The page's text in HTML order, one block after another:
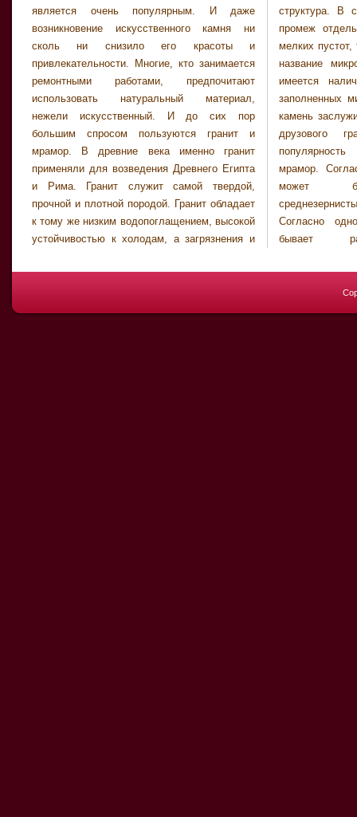
является очень популярным. И даже
возникновение искусственного камня ни
сколь ни снизило его красоты и
привлекательности. Многие, кто занимается
ремонтными работами, предпочитают
использовать натуральный материал,
нежели искусственный. И до сих пор
большим спросом пользуются гранит и
мрамор. В древние века именно гранит
применяли для возведения Древнего Египта
и Рима. Гранит служит самой твердой,
прочной и плотной породой. Гранит обладает
к тому же низким водопоглащением, высокой
устойчивостью к холодам, а загрязнения и
структура. В случае наличия промежутков
промеж отдельных кристаллических зерен,
мелких пустот, то такой камень заслуживает
название микролитового гранита. Если же
имеется наличие значительных полостей,
заполненных минералами, то здесь данный
камень заслуживает названия ячеистого или
друзового гранита. Также не малую
популярность на сегодня заслужил и
мрамор. Согласно размеру камня, мрамор
может быть мелкозернистым,
среднезернистым и крупнозернистым.
Согласно однородности размера, мрамор
бывает равномерно-зернистый и
если вы решили приобрести для своего
жилища один из таких видов камней, о них
необходимо соответствующим образом